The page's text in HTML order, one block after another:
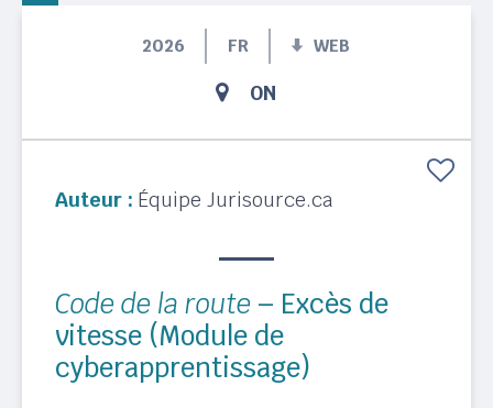
2026 FR WEB
ON
Auteur : Équipe Jurisource.ca
Code de la route – Excès de
vitesse (Module de
cyberapprentissage)